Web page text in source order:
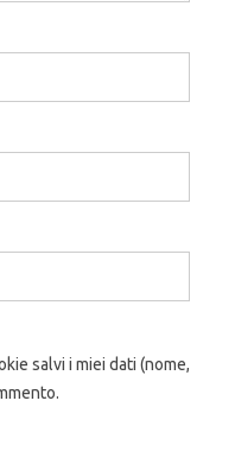
salvi i miei dati (nome,